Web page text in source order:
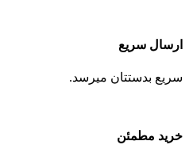
ارسال سریع
سریع بدستتان میرسد.
خرید مطمئن